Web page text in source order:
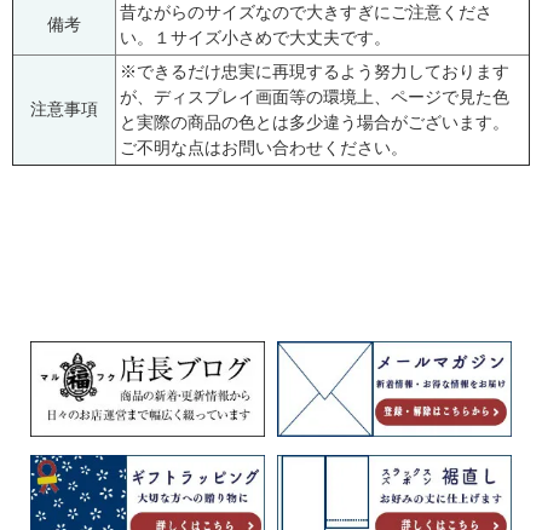
備考
昔ながらのサイズなので大きすぎにご注意くださ
い。１サイズ小さめで大丈夫です。
注意事項
※できるだけ忠実に再現するよう努力しております
が、ディスプレイ画面等の環境上、ページで見た色
と実際の商品の色とは多少違う場合がございます。
ご不明な点はお問い合わせください。